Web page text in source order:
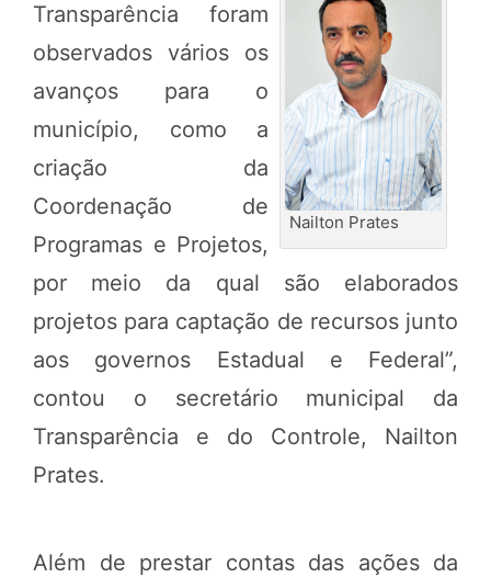
Nailton Prates
Transparência foram
observados vários os
avanços para o
município, como a
criação da
Coordenação de
Programas e Projetos,
por meio da qual são elaborados
projetos para captação de recursos junto
aos governos Estadual e Federal”,
contou o secretário municipal da
Transparência e do Controle, Nailton
Prates.
Além de prestar contas das ações da